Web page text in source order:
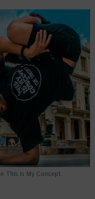
This Is My Concept.